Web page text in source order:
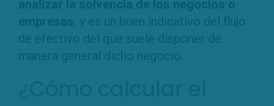
analizar la solvencia de los negocios o
empresas, y es un buen indicativo del flujo
de efectivo del que suele disponer de
manera general dicho negocio.